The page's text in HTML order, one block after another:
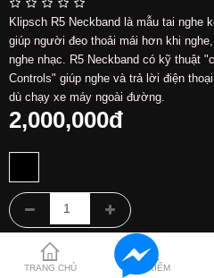
TRANG CHỦ TÌM KIẾM
Klipsch R5 Neckband là mẫu tai nghe
giúp người đeo thoải mái hơn khi
nghe nhạc. R5 Neckband có kỹ thuật
Controls" giúp nghe và trả lời điện
dù chạy xe máy ngoài đường.
2,000,000đ